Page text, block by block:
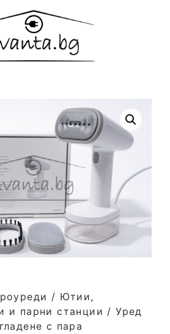
/ Ютии,
и парни станции / Уред
с пара